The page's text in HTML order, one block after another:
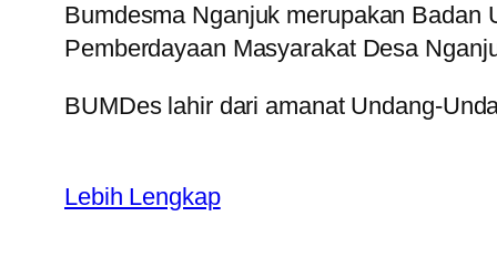
Bumdesma Nganjuk merupakan Badan
Pemberdayaan Masyarakat Desa
BUMDes lahir dari amanat Undang-
Lebih Lengkap